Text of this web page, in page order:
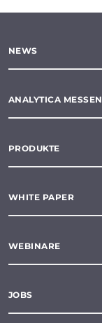
NEWS
ANALYTICA MESSEN
PRODUKTE
WHITE PAPER
WEBINARE
JOBS